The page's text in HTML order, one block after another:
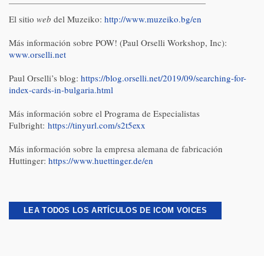
El sitio web del Muzeiko: http://www.muzeiko.bg/en
Más información sobre POW! (Paul Orselli Workshop, Inc):
www.orselli.net
Paul Orselli’s blog: https://blog.orselli.net/2019/09/searching-for-
index-cards-in-bulgaria.html
Más información sobre el Programa de Especialistas
Fulbright: https://tinyurl.com/s2t5exx
Más información sobre la empresa alemana de fabricación
Huttinger: https://www.huettinger.de/en
LEA TODOS LOS ARTÍCULOS DE ICOM VOICES